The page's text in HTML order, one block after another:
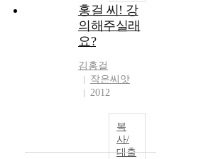
홍걸 씨! 강
의해주실래
요?
김홍걸
작은씨앗
2012
복
사/
대출